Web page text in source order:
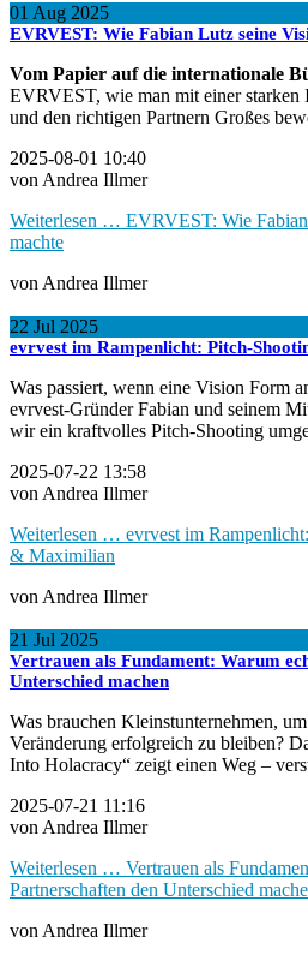
01 Aug 2025
EVRVEST: Wie Fabian Lutz seine
Vom Papier auf die internationale
EVRVEST, wie man mit einer starken
und den richtigen Partnern Großes
2025-08-01 10:40
von Andrea Illmer
Weiterlesen … EVRVEST: Wie
machte
von Andrea Illmer
22 Jul 2025
evrvest im Rampenlicht: Pitch-
Was passiert, wenn eine Vision Form
evrvest-Gründer Fabian und seinem
wir ein kraftvolles Pitch-Shooting
2025-07-22 13:58
von Andrea Illmer
Weiterlesen … evrvest im
& Maximilian
von Andrea Illmer
21 Jul 2025
Vertrauen als Fundament: Warum
Unterschied machen
Was brauchen Kleinstunternehmen,
Veränderung erfolgreich zu bleiben?
Into Holacracy“ zeigt einen Weg –
2025-07-21 11:16
von Andrea Illmer
Weiterlesen … Vertrauen als
Partnerschaften den Unterschied
von Andrea Illmer